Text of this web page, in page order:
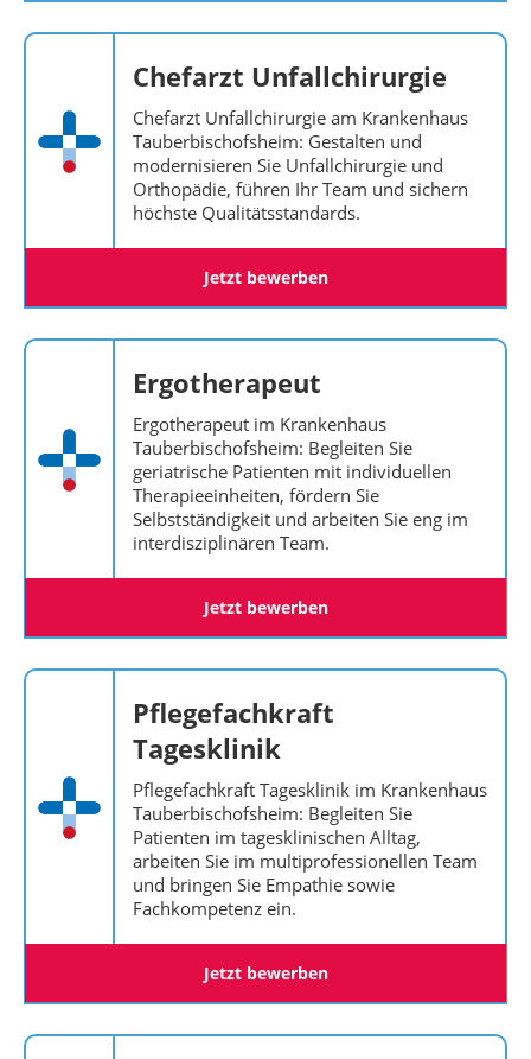
Chefarzt Unfallchirurgie
Chefarzt Unfallchirurgie am Krankenhaus
Tauberbischofsheim: Gestalten und
modernisieren Sie Unfallchirurgie und
Orthopädie, führen Ihr Team und sichern
höchste Qualitätsstandards.
Jetzt bewerben
Ergotherapeut
Ergotherapeut im Krankenhaus
Tauberbischofsheim: Begleiten Sie
geriatrische Patienten mit individuellen
Therapieeinheiten, fördern Sie
Selbstständigkeit und arbeiten Sie eng im
interdisziplinären Team.
Jetzt bewerben
Pflegefachkraft
Tagesklinik
Pflegefachkraft Tagesklinik im Krankenhaus
Tauberbischofsheim: Begleiten Sie
Patienten im tagesklinischen Alltag,
arbeiten Sie im multiprofessionellen Team
und bringen Sie Empathie sowie
Fachkompetenz ein.
Jetzt bewerben